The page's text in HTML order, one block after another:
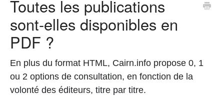
Tutoriels
Webinaires
Toutes les publications
sont-elles disponibles en
PDF ?
En plus du format HTML, Cairn.info propose 0, 1
ou 2 options de consultation, en fonction de la
volonté des éditeurs, titre par titre.